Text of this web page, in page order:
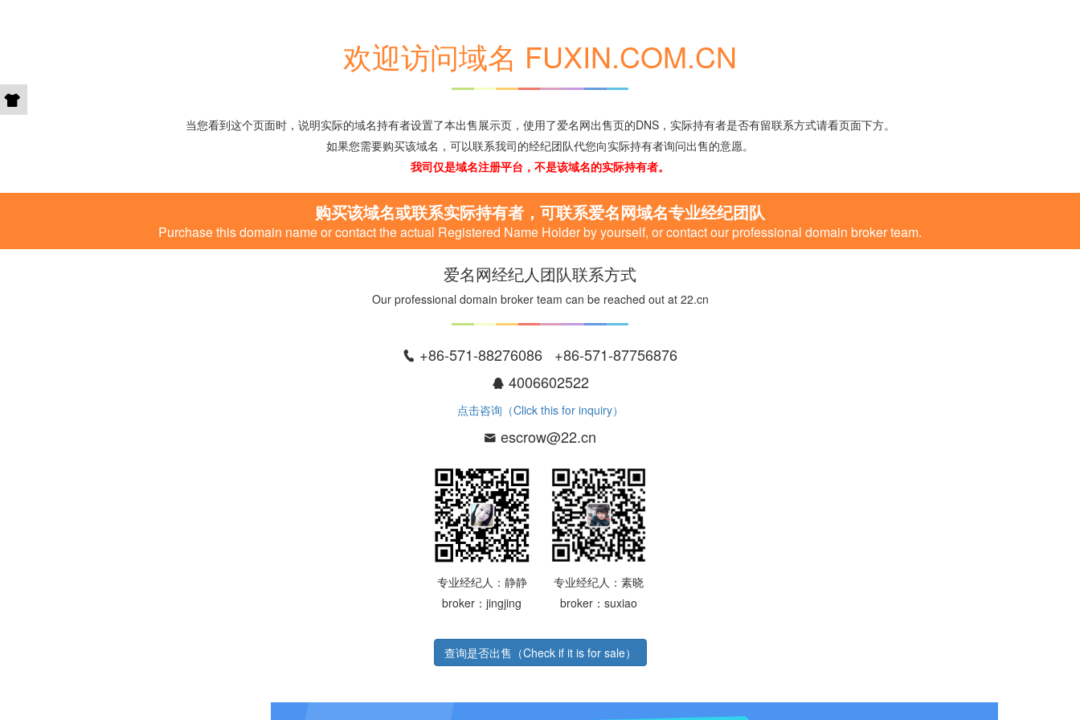
欢迎访问域名 FUXIN.COM.CN
当您看到这个页面时，说明实际的域名持有者设置了本出售展示页，使用了爱名网出售页的DNS，实际持有者是否有留联系方式请看页面下方。
如果您需要购买该域名，可以联系我司的经纪团队代您向实际持有者询问出售的意愿。
我司仅是域名注册平台，不是该域名的实际持有者。
购买该域名或联系实际持有者，可联系爱名网域名专业经纪团队
Purchase this domain name or contact the actual Registered Name Holder by yourself, or contact our professional domain broker team.
爱名网经纪人团队联系方式
Our professional domain broker team can be reached out at 22.cn
+86-571-88276086 +86-571-87756876
4006602522
点击咨询（Click this for inquiry）
escrow@22.cn
专业经纪人：静静
broker：jingjing
专业经纪人：素晓
broker：suxiao
查询是否出售（Check if it is for sale）